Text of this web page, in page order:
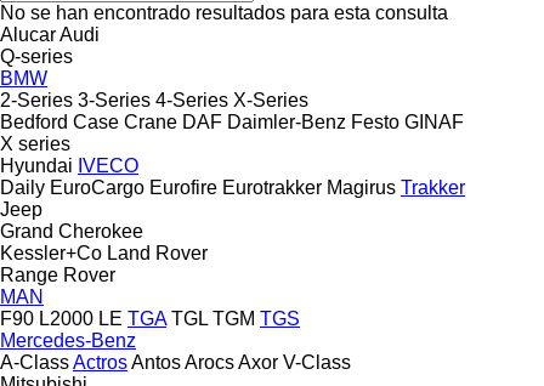
No se han encontrado resultados para esta consulta
AlucarAudi
Q-series
BMW
2-Series 3-Series 4-Series X-Series
Bedford Case Crane DAF Daimler-Benz Festo GINAF
X series
Hyundai IVECO
Daily EuroCargo Eurofire Eurotrakker Magirus Trakker
Jeep
Grand Cherokee
Kessler+Co Land Rover
Range Rover
MAN
F90 L2000 LE TGA TGL TGM TGS
Mercedes-Benz
A-ClassActrosAntosArocsAxor V-Class